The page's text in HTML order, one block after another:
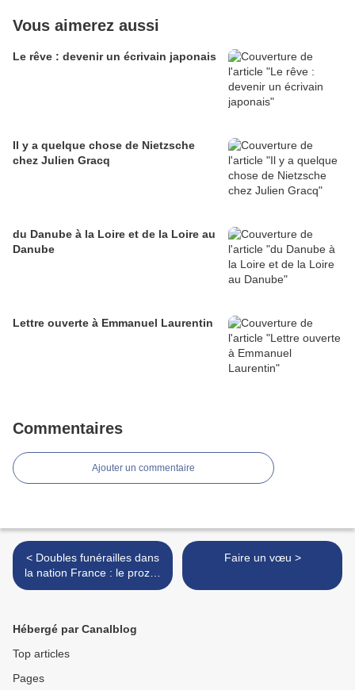
Vous aimerez aussi
Le rêve : devenir un écrivain japonais
Il y a quelque chose de Nietzsche
chez Julien Gracq
du Danube à la Loire et de la Loire au
Danube
Lettre ouverte à Emmanuel Laurentin
Commentaires
Ajouter un commentaire
< Doubles funérailles dans
la nation France : le prozac
du Figaro et le prozac du
Faire un vœu >
Hébergé par Canalblog
Top articles
Pages